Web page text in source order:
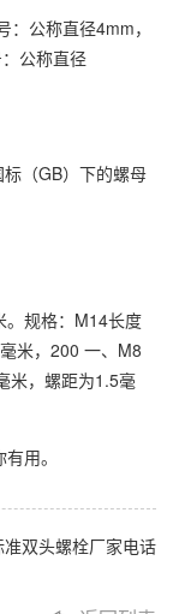
公称直径4mm，
公称直径
（GB）下的螺母
规格：M14长度
米，200 一、M8
米，螺距为1.5毫
用。
双头螺栓厂家电话